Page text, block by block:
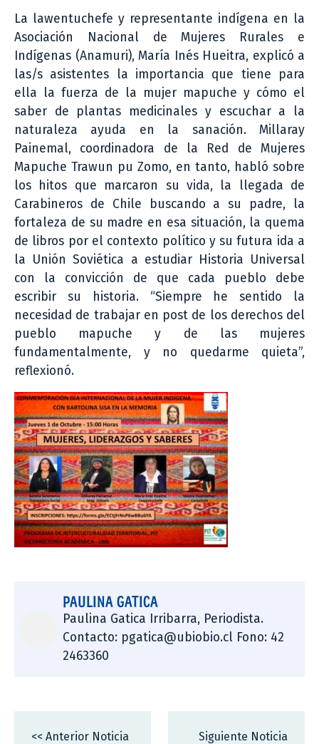
La lawentuchefe y representante indígena en la
Asociación Nacional de Mujeres Rurales e
Indígenas (Anamuri), María Inés Hueitra, explicó a
las/s asistentes la importancia que tiene para
ella la fuerza de la mujer mapuche y cómo el
saber de plantas medicinales y escuchar a la
naturaleza ayuda en la sanación. Millaray
Painemal, coordinadora de la Red de Mujeres
Mapuche Trawun pu Zomo, en tanto, habló sobre
los hitos que marcaron su vida, la llegada de
Carabineros de Chile buscando a su padre, la
fortaleza de su madre en esa situación, la quema
de libros por el contexto político y su futura ida a
la Unión Soviética a estudiar Historia Universal
con la convicción de que cada pueblo debe
escribir su historia. “Siempre he sentido la
necesidad de trabajar en post de los derechos del
pueblo mapuche y de las mujeres
fundamentalmente, y no quedarme quieta”,
reflexionó.
PAULINA GATICA
Paulina Gatica Irribarra, Periodista.
Contacto: pgatica@ubiobio.cl Fono: 42
2463360
<< Anterior Noticia
Siguiente Noticia